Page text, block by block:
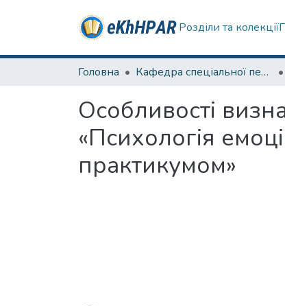
Розділи та колекції
Головна Кафедра спеціальної педагогіки і психології та інклюзивної освіти
Особливості
«Психологія
практикумом»